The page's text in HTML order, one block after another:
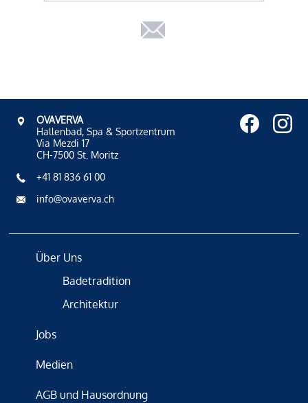
OVAVERVA
Hallenbad, Spa & Sportzentrum
Via Mezdi 17
CH-7500 St. Moritz
+41 81 836 61 00
info@ovaverva.ch
Über Uns
Badetradition
Architektur
Jobs
Medien
AGB und Hausordnung